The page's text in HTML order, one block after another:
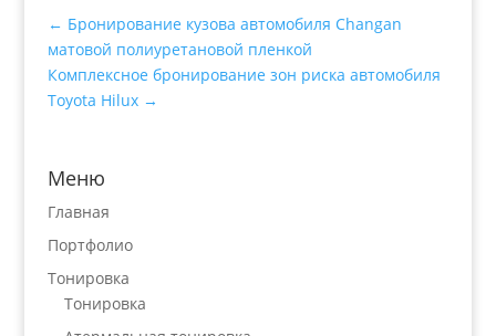
← Бронирование кузова автомобиля Changan
матовой полиуретановой пленкой
Комплексное бронирование зон риска автомобиля
Toyota Hilux →
Меню
Главная
Портфолио
Тонировка
Тонировка